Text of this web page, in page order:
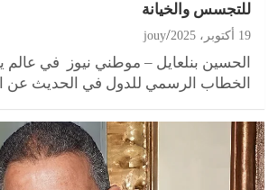
للتجسس والخيانة
19 أكتوبر، 2025 jouy
الحسين بنلعايل – موطني نيوز في عالم
الخطاب الرسمي للدول في الحديث عن